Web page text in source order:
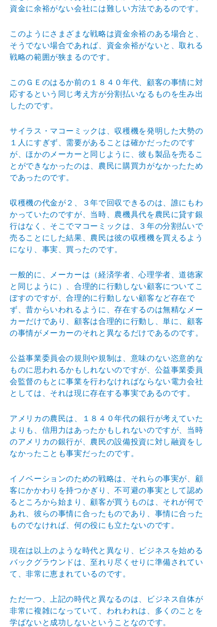
資金に余裕がない会社には難しい方法であるのです。
このようにさまざまな戦略は資金余裕のある場合と、
そう でない場合であれば、資金余裕がないと、取れる
戦略の範 囲が狭まるのです。
このＧＥのはるか前の１８４０年代、顧客の事情に対
応するという同じ考え方が分割払いなるものを生み出
したのです。
サイラス・マコーミックは、収穫機を発明した大勢の
１人 にすぎず、需要があることは確かだったのです
が、ほかの メーカーと同じように、彼も製品を売るこ
とができなかったのは、農民に購買力がなかったため
であったのです。
収穫機の代金が２、３年で回収できるのは、誰にもわ
かっていたのですが、当時、農機具代を農民に貸す銀
行はなく
、そこでマコーミックは、３年の分割払いで
売ることにし た結果、農民は彼の収穫機を買えるよう
になり、事実、買 ったのです。
一般的に、メーカーは（経済学者、心理学者、道徳家
と同 じように）、合理的に行動しない顧客についてこ
ぼすのですが、合理的に行動しない顧客など存在で
ず、昔からいわれるように、存在するのは無精なメー
カーだけであり、顧客は合理的に行動し、単に、顧客
の事情がメーカーのそれと異なるだけであるのです。
公益事業委員会の規則や規制は、意味のない恣意的な
ものに思われるかもしれないのですが、公益事業委員
会監督の もとに事業を行わなければならない電力会社
としては、それは現に存在する事実であるのです。
アメリカの農民は、１８４０年代の銀行が考えていた
より も、信用力はあったかもしれないのですが、当時
のアメリ カの銀行が、農民の設備投資に対し融資をし
なかったこと も事実だったのです。
イノベーションのための戦略は、それらの事実が、顧
客にかかわりを持つかぎり、不可避の事実として認め
るところから始まり、顧客が買うものは、それが何で
あれ、彼らの事情に合ったものであり、事情に合った
ものでなければ、何の役にも立たないのです。
現在は以上のような時代と異なり、ビジネスを始める
バッ クグラウンドは、至れり尽くせりに準備されてい
て、非常 に恵まれているのです。
ただ一つ、上記の時代と異なるのは、ビジネス自体が
非常に複雑になっていて、われわれは、多くのことを
学ばない と成功しないということなのです。